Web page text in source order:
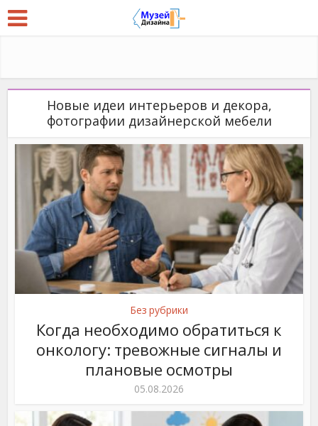
Новые идеи интерьеров и декора,
фотографии дизайнерской мебели
Без рубрики
Когда необходимо обратиться к
онкологу: тревожные сигналы и
плановые осмотры
05.08.2026